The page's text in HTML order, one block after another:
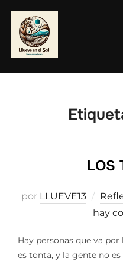
contenido
LOS
por LLUEVE13
hay
Hay personas que va
es tonta, y la gente no